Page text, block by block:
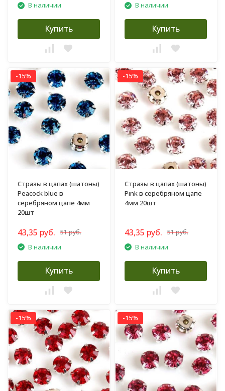
В наличии
Купить
В наличии
Купить
-15%
Стразы в цапах (шатоны)
Peacock blue в
серебряном цапе 4мм
20шт
43,35 руб. 51 руб.
В наличии
Купить
-15%
Стразы в цапах (шатоны)
Pink в серебряном цапе
4мм 20шт
43,35 руб. 51 руб.
В наличии
Купить
-15% -15%